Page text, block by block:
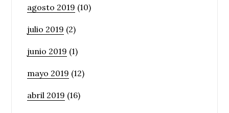
agosto 2019 (10)
julio 2019 (2)
junio 2019 (1)
mayo 2019 (12)
abril 2019 (16)